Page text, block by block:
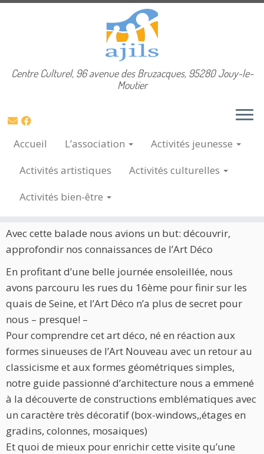
SkipCentre Culturel, 96 avenue des Bruzacques, 95280 Jouy-le-
Moutier
Accueil L’association Activités jeunesse
Activités artistiques Activités culturelles
Activités bien-être
Visite de l’Art Déco à Paris
Visite de l’Art Déco à Paris
Avec cette balade nous avions un but: découvrir,
approfondir nos connaissances de l’Art Déco
En profitant d’une belle journée ensoleillée, nous
avons parcouru les rues du 16ème pour finir sur les
quais de Seine, et l’Art Déco n’a plus de secret pour
nous – presque! –
Pour comprendre cet art déco, né en réaction aux
formes sinueuses de l’Art Nouveau avec un retour au
classicisme et aux formes géométriques simples,
notre guide passionné d’architecture nous a emmené
à la découverte de constructions emblématiques avec
un caractère très décoratif (box-windows,,étages en
gradins, colonnes, mosaiques)
Et quoi de mieux pour enrichir cette visite qu’une